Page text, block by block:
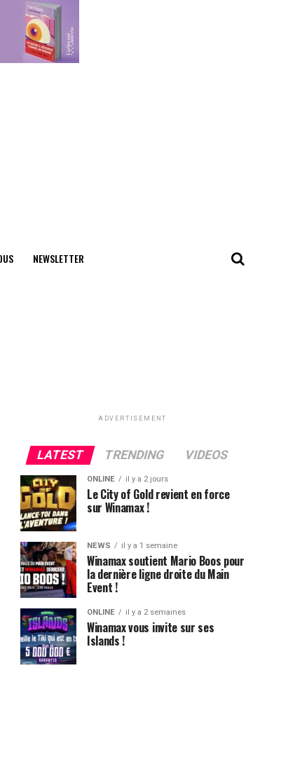
NEWSLETTER
ADVERTISEMENT
LATEST TRENDING VIDEOS
ONLINE il y a 2 jours
Le City of Gold revient en force
sur Winamax !
NEWS il y a 1 semaine
Winamax soutient Mario Boos pour
la dernière ligne droite du Main
Event !
ONLINE il y a 2 semaines
Winamax vous invite sur ses
Islands !